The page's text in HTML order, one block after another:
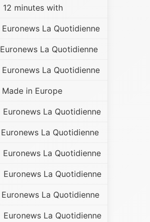
12 minutes with
Euronews La Quotidienne
Euronews La Quotidienne
Euronews La Quotidienne
Made in Europe
Euronews La Quotidienne
Euronews La Quotidienne
Euronews La Quotidienne
Euronews La Quotidienne
Euronews La Quotidienne
Euronews La Quotidienne